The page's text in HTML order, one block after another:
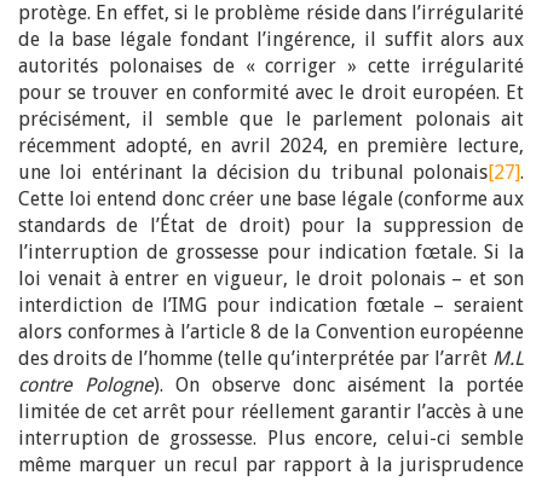
protège. En effet, si le problème réside dans l’irrégularité
de la base légale fondant l’ingérence, il suffit alors aux
autorités polonaises de « corriger » cette irrégularité
pour se trouver en conformité avec le droit européen. Et
précisément, il semble que le parlement polonais ait
récemment adopté, en avril 2024, en première lecture,
une loi entérinant la décision du tribunal polonais[27].
Cette loi entend donc créer une base légale (conforme aux
standards de l’État de droit) pour la suppression de
l’interruption de grossesse pour indication fœtale. Si la
loi venait à entrer en vigueur, le droit polonais – et son
interdiction de l’IMG pour indication fœtale – seraient
alors conformes à l’article 8 de la Convention européenne
des droits de l’homme (telle qu’interprétée par l’arrêt M.L
contre Pologne). On observe donc aisément la portée
limitée de cet arrêt pour réellement garantir l’accès à une
interruption de grossesse. Plus encore, celui-ci semble
même marquer un recul par rapport à la jurisprudence